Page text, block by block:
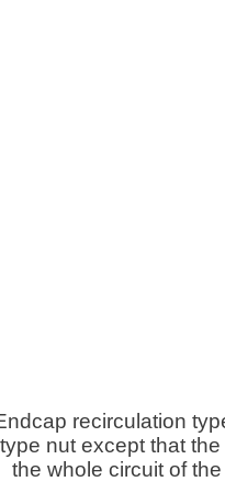
recirculation
type nut except that
the whole circuit of